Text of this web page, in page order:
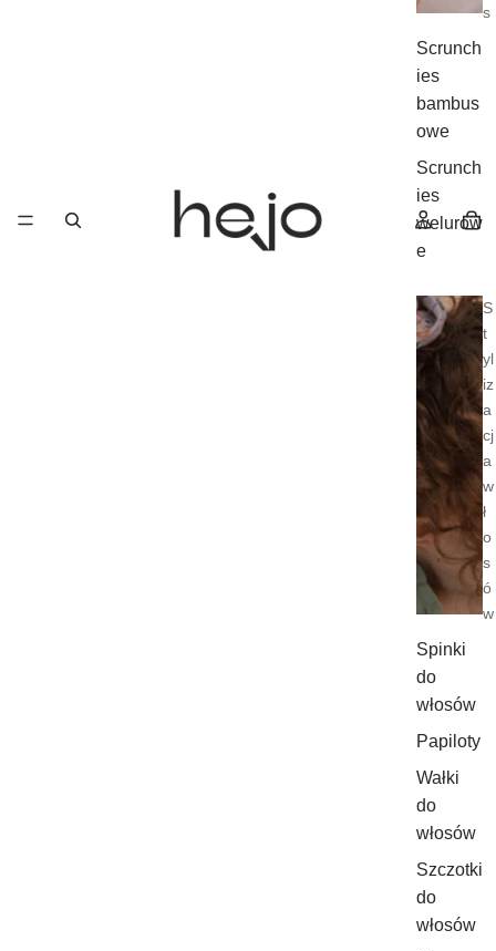
s
Scrunch
ies
bambus
owe
Scrunch
ies
welurow
e
S
t
yl
iz
a
cj
a
w
ł
o
s
ó
w
Spinki
do
włosów
Papiloty
Wałki
do
włosów
Szczotki
do
włosów